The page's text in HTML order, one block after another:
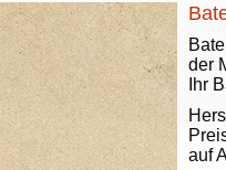
der
Ihr
auf